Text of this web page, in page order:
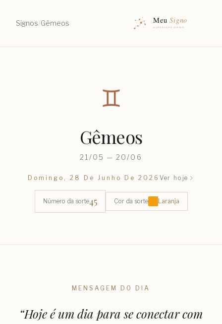
Signos/Gêmeos
♊︎
Gêmeos
21/05 — 20/06
Domingo, 28 De Junho De 2026 Ver hoje
Número da sorte45 Cor da sorte Laranja
MENSAGEM DO DIA
“Hoje é um dia para se conectar com